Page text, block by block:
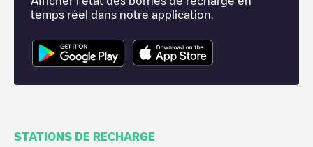
temps réel dans notre application.
STATIONS DE RECHARGE